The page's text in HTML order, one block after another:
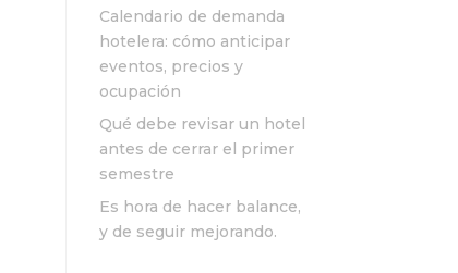
Calendario de demanda
hotelera: cómo anticipar
eventos, precios y
ocupación
Qué debe revisar un hotel
antes de cerrar el primer
semestre
Es hora de hacer balance,
y de seguir mejorando.